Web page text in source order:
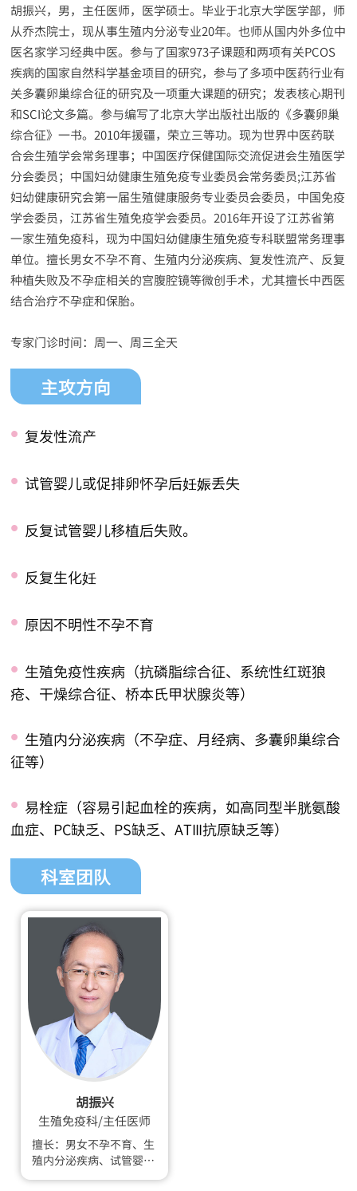
胡振兴，男，主任医师，医学硕士。毕业于北京大学医学部，师
从乔杰院士，现从事生殖内分泌专业20年。也师从国内外多位中
医名家学习经典中医。参与了国家973子课题和两项有关PCOS
疾病的国家自然科学基金项目的研究，参与了多项中医药行业有
关多囊卵巢综合征的研究及一项重大课题的研究；发表核心期刊
和SCI论文多篇。参与编写了北京大学出版社出版的《多囊卵巢
综合征》一书。2010年援疆，荣立三等功。现为世界中医药联
合会生殖学会常务理事；中国医疗保健国际交流促进会生殖医学
分会委员；中国妇幼健康生殖免疫专业委员会常务委员;江苏省
妇幼健康研究会第一届生殖健康服务专业委员会委员，中国免疫
学会委员，江苏省生殖免疫学会委员。2016年开设了江苏省第
一家生殖免疫科，现为中国妇幼健康生殖免疫专科联盟常务理事
单位。擅长男女不孕不育、生殖内分泌疾病、复发性流产、反复
种植失败及不孕症相关的宫腹腔镜等微创手术，尤其擅长中西医
结合治疗不孕症和保胎。
专家门诊时间：周一、周三全天
主攻方向
• 复发性流产
• 试管婴儿或促排卵怀孕后妊娠丢失
• 反复试管婴儿移植后失败。
• 反复生化妊
• 原因不明性不孕不育
• 生殖免疫性疾病（抗磷脂综合征、系统性红斑狼
疮、干燥综合征、桥本氏甲状腺炎等）
• 生殖内分泌疾病（不孕症、月经病、多囊卵巢综合
征等）
• 易栓症（容易引起血栓的疾病，如高同型半胱氨酸
血症、PC缺乏、PS缺乏、ATIII抗原缺乏等）
科室团队
胡振兴
生殖免疫科/主任医师
擅长：男女不孕不育、生
殖内分泌疾病、试管婴儿